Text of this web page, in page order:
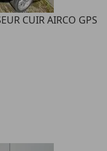
CUIR AIRCO GPS